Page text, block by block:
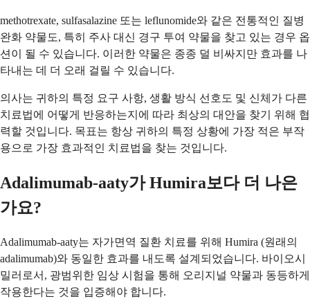
methotrexate, sulfasalazine 또는 leflunomide와 같은 전통적인 질병
완화 약물도, 특히 주사 대신 경구 투여 약물을 찾고 있는 경우 옵
션이 될 수 있습니다. 이러한 약물은 종종 덜 비싸지만 효과를 나
타내는 데 더 오래 걸릴 수 있습니다.
의사는 귀하의 특정 요구 사항, 생활 방식 선호도 및 신체가 다른
치료법에 어떻게 반응하는지에 따라 최상의 대안을 찾기 위해 협
력할 것입니다. 목표는 항상 귀하의 특정 상황에 가장 적은 부작
용으로 가장 효과적인 치료법을 찾는 것입니다.
Adalimumab-aaty가 Humira보다 더 나은
가요?
Adalimumab-aaty는 자가면역 질환 치료를 위해 Humira (원래의
adalimumab)와 동일한 효과를 내도록 설계되었습니다. 바이오시
밀러로서, 광범위한 임상 시험을 통해 오리지널 약물과 동등하게
작용한다는 것을 입증해야 합니다.